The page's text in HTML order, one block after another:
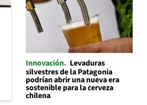
Innovación
Levaduras
silvestres de la Patagonia
podrían abrir una nueva era
sostenible para la cerveza
chilena